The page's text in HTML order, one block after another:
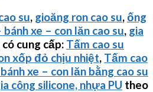
su, gioăng ron cao su,ống
xe – con lăn cao su, gia
cung cấp: Tấm cao su
xốp đỏ chịu nhiệt, Tấm cao
xe – con lăn bằng cao su
công silicone, nhựa PU theo